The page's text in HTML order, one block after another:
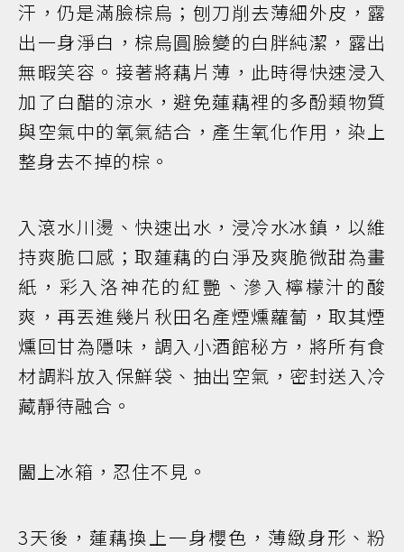
汗，仍是滿臉棕烏；刨刀削去薄細外皮，露
出一身淨白，棕烏圓臉變的白胖純潔，露出
無暇笑容。接著將藕片薄，此時得快速浸入
加了白醋的涼水，避免蓮藕裡的多酚類物質
與空氣中的氧氣結合，產生氧化作用，染上
整身去不掉的棕。
入滾水川燙、快速出水，浸冷水冰鎮，以維
持爽脆口感；取蓮藕的白淨及爽脆微甜為畫
紙，彩入洛神花的紅艷、滲入檸檬汁的酸
爽，再丟進幾片秋田名產煙燻蘿蔔，取其煙
燻回甘為隱味，調入小酒館秘方，將所有食
材調料放入保鮮袋、抽出空氣，密封送入冷
藏靜待融合。
闔上冰箱，忍住不見。
3天後，蓮藕換上一身櫻色，薄緻身形、粉